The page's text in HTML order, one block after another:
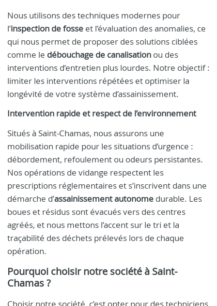
Nous utilisons des techniques modernes pour
l’inspection de fosse et l’évaluation des anomalies, ce
qui nous permet de proposer des solutions ciblées
comme le débouchage de canalisation ou des
interventions d’entretien plus lourdes. Notre objectif :
limiter les interventions répétées et optimiser la
longévité de votre système d’assainissement.
Intervention rapide et respect de l’environnement
Situés à Saint-Chamas, nous assurons une
mobilisation rapide pour les situations d’urgence :
débordement, refoulement ou odeurs persistantes.
Nos opérations de vidange respectent les
prescriptions réglementaires et s’inscrivent dans une
démarche d’assainissement autonome durable. Les
boues et résidus sont évacués vers des centres
agréés, et nous mettons l’accent sur le tri et la
traçabilité des déchets prélevés lors de chaque
opération.
Pourquoi choisir notre société à Saint-
Chamas ?